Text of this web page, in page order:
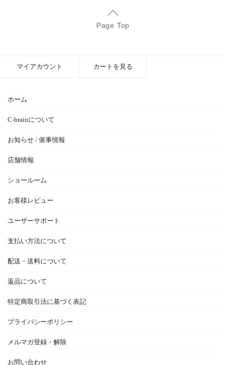
Page Top
ホーム
C-brainについて
お知らせ / 催事情報
店舗情報
ショールーム
お客様レビュー
ユーザーサポート
支払い方法について
配送・送料について
返品について
特定商取引法に基づく表記
プライバシーポリシー
メルマガ登録・解除
お問い合わせ
マイアカウント カートを見る